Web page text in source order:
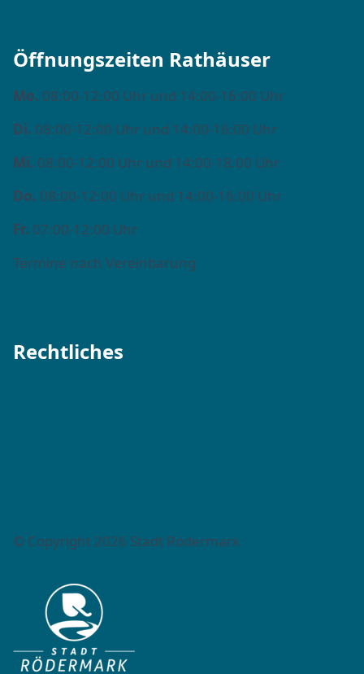
Öffnungszeiten Rathäuser
Mo. 08:00-12:00 Uhr und 14:00-16:00 Uhr
Di. 08:00-12:00 Uhr und 14:00-16:00 Uhr
Mi. 08:00-12:00 Uhr und 14:00-18:00 Uhr
Do. 08:00-12:00 Uhr und 14:00-16:00 Uhr
Fr. 07:00-12:00 Uhr
Termine nach Vereinbarung
Rechtliches
© Copyright 2026 Stadt Rödermark